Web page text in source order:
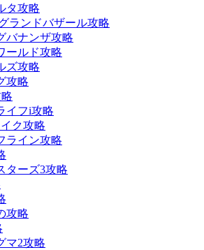
タ攻略
ランドバザール攻略
バナンザ攻略
ールド攻略
ズ攻略
攻略
イフi攻略
ク攻略
ライン攻略
ターズ3攻略
攻略
マ2攻略